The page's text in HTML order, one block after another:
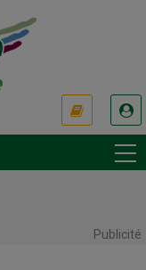
Publicité